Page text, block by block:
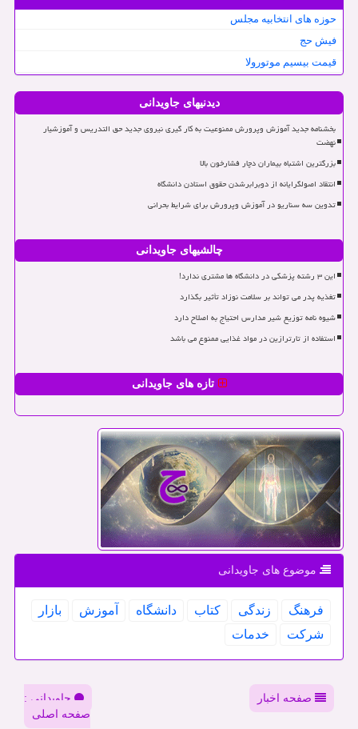
حوزه های انتخابیه مجلس
فیش حج
قیمت بیسیم موتورولا
دیدنیهای جاویدانی
بخشنامه جدید آموزش وپرورش ممنوعیت به کار گیری نیروی جدید حق التدریس و آموزشیار
نهضت
بزرگترین اشتباه بیماران دچار فشارخون بالا
انتقاد اصولگرایانه از دوبرابرشدن حقوق استادن دانشگاه
تدوین سه سناریو در آموزش وپرورش برای شرایط بحرانی
چالشیهای جاویدانی
این ۳ رشته پزشکی در دانشگاه ها مشتری ندارد!
تغذیه پدر می تواند بر سلامت نوزاد تأثیر بگذارد
شیوه نامه توزیع شیر مدارس احتیاج به اصلاح دارد
استفاده از تارترازین در مواد غذایی ممنوع می باشد
تازه های جاویدانی
موضوع های جاویدانی
فرهنگ زندگی كتاب دانشگاه آموزش
بازار
شركت
خدمات
صفحه اخبار
جاویدانی :
صفحه اصلی